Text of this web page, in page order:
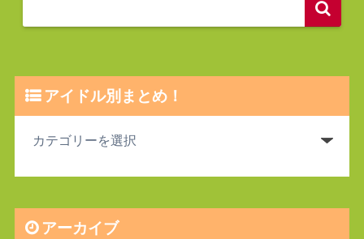
アイドル別まとめ！
アーカイブ